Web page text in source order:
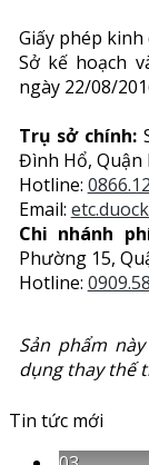
Giấy phép kinh
Sở kế hoạch
ngày 22/08/
Trụ sở chính:
Đình Hổ, Quận
Hotline:
Email:
Chi nhánh
Phường 15,
Hotline:
Sản phẩm
dụng thay thế
Tin tức mới